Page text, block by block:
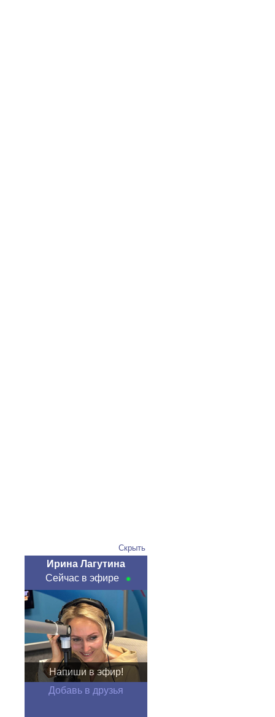
Скрыть
Ирина Лагутина
Сейчас в эфире
Напиши в эфир!
Добавь в друзья